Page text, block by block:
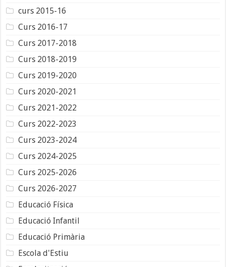
curs 2015-16
Curs 2016-17
Curs 2017-2018
Curs 2018-2019
Curs 2019-2020
Curs 2020-2021
Curs 2021-2022
Curs 2022-2023
Curs 2023-2024
Curs 2024-2025
Curs 2025-2026
Curs 2026-2027
Educació Física
Educació Infantil
Educació Primària
Escola d'Estiu